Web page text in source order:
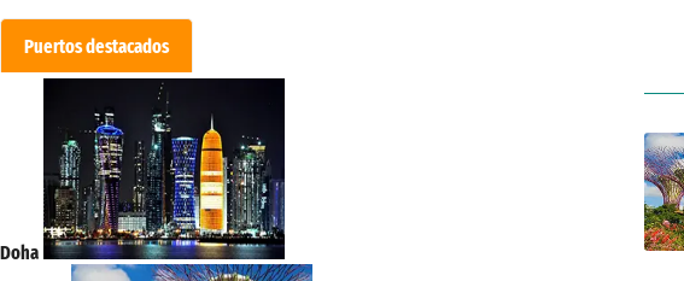
Puertos destacados
Doha